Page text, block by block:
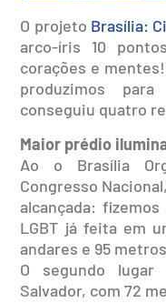
O projeto Brasília:
arco-íris 10
corações e
produzimos
conseguiu quatro
Maior prédio
Ao o Brasília
Congresso
alcançada:
LGBT já feita em
andares e 95 metros.
O segundo
Salvador, com 72